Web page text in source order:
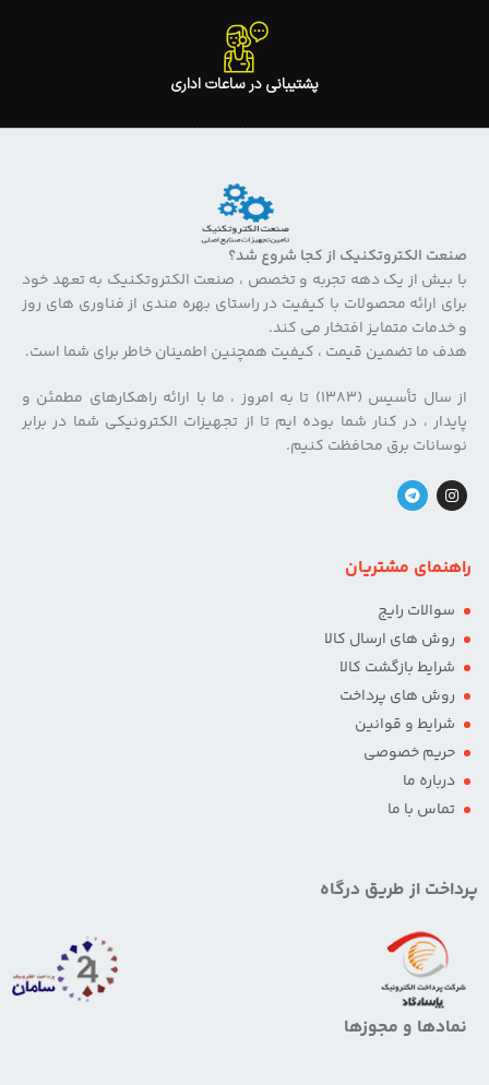
پشتیبانی در ساعات اداری
صنعت الکتروتکنیک از کجا شروع شد؟
با بیش از یک دهه تجربه و تخصص ، صنعت الکتروتکنیک به تعهد خود
برای ارائه محصولات با کیفیت در راستای بهره مندی از فناوری های روز
و خدمات متمایز افتخار می کند.
هدف ما تضمین قیمت ، کیفیت همچنین اطمینان خاطر برای شما است.
از سال تأسیس (۱۳۸۳) تا به امروز ، ما با ارائه راهکارهای مطمئن و
پایدار ، در کنار شما بوده ایم تا از تجهیزات الکترونیکی شما در برابر
نوسانات برق محافظت کنیم.
راهنمای مشتریان
سوالات رایج
روش های ارسال کالا
شرایط بازگشت کالا
روش های پرداخت
شرایط و قوانین
حریم خصوصی
درباره ما
تماس با ما
پرداخت از طریق درگاه
نمادها و مجوزها